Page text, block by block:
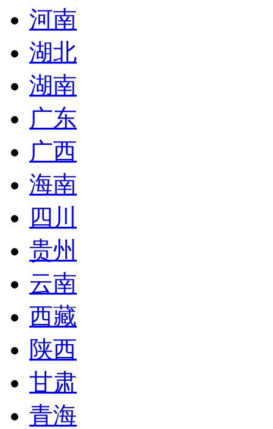
河南
湖北
湖南
广东
广西
海南
四川
贵州
云南
西藏
陕西
甘肃
青海